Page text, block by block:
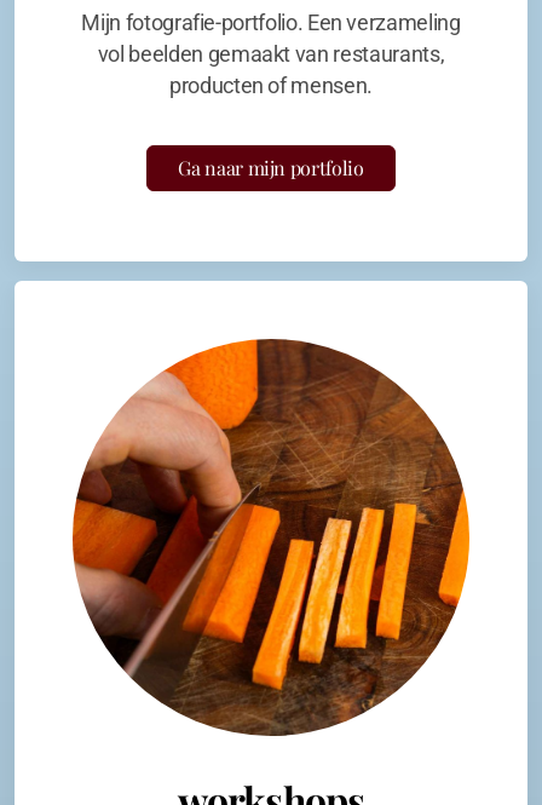
Mijn fotografie-portfolio. Een verzameling
vol beelden gemaakt van restaurants,
producten of mensen.
Ga naar mijn portfolio